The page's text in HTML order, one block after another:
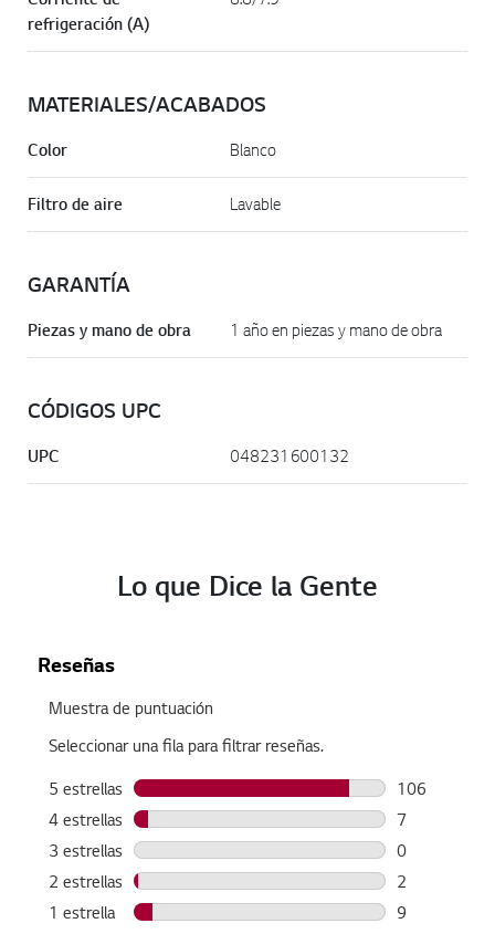
refrigeración (A)
MATERIALES/ACABADOS
Color Blanco
Filtro de aire Lavable
GARANTÍA
Piezas y mano de obra 1 año en piezas y mano de obra
CÓDIGOS UPC
UPC 048231600132​
Lo que Dice la Gente